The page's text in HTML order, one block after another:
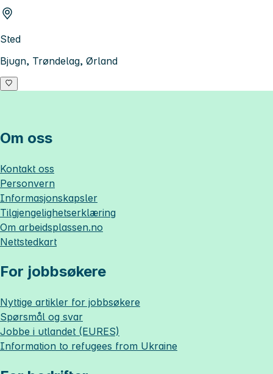
Sted
Bjugn, Trøndelag, Ørland
Om oss
Kontakt oss
Personvern
Informasjonskapsler
Tilgjengelighetserklæring
Om arbeidsplassen.no
Nettstedkart
For jobbsøkere
Nyttige artikler for jobbsøkere
Spørsmål og svar
Jobbe i utlandet (EURES)
Information to refugees from Ukraine